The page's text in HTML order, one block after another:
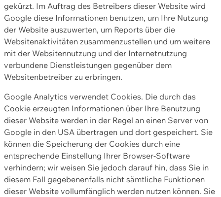
gekürzt. Im Auftrag des Betreibers dieser Website wird
Google diese Informationen benutzen, um Ihre Nutzung
der Website auszuwerten, um Reports über die
Websitenaktivitäten zusammenzustellen und um weitere
mit der Websitennutzung und der Internetnutzung
verbundene Dienstleistungen gegenüber dem
Websitenbetreiber zu erbringen.
Google Analytics verwendet Cookies. Die durch das
Cookie erzeugten Informationen über Ihre Benutzung
dieser Website werden in der Regel an einen Server von
Google in den USA übertragen und dort gespeichert. Sie
können die Speicherung der Cookies durch eine
entsprechende Einstellung Ihrer Browser-Software
verhindern; wir weisen Sie jedoch darauf hin, dass Sie in
diesem Fall gegebenenfalls nicht sämtliche Funktionen
dieser Website vollumfänglich werden nutzen können. Sie